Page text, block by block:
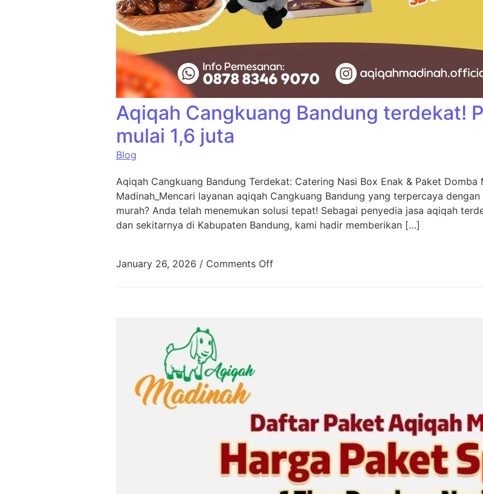
Aqiqah Cangkuang Bandung terdekat!
mulai 1,6 juta
Blog
Aqiqah Cangkuang Bandung Terdekat: Catering Nasi Box Enak & Paket
Madinah_Mencari layanan aqiqah Cangkuang Bandung yang terpercaya
murah? Anda telah menemukan solusi tepat! Sebagai penyedia jasa aqiqah
dan sekitarnya di Kabupaten Bandung, kami hadir memberikan […]
January 26, 2026 / Comments Off